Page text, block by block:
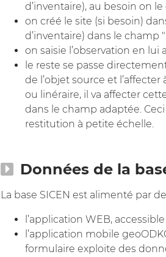
d’inventaire), au besoin on
on créé le site (si besoin)
d’inventaire) dans le champ
on saisie l’observation en lui
le reste se passe
de l’objet source et
ou linéraire, il va affecter
dans le champ adaptée.
restitution à petite échelle.
Données de la
La base SICEN est alimenté par
l’application WEB,
l’application mobile
formulaire exploite des